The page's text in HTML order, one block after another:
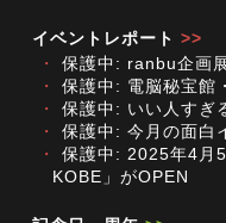
イベントレポート >>
・
保護中: ranbu企画
・
保護中: 電脳秘宝館
・
保護中: いい人すぎ
・
保護中: 今月の面白
・
保護中: 2025年4月
KOBE」がOPEN